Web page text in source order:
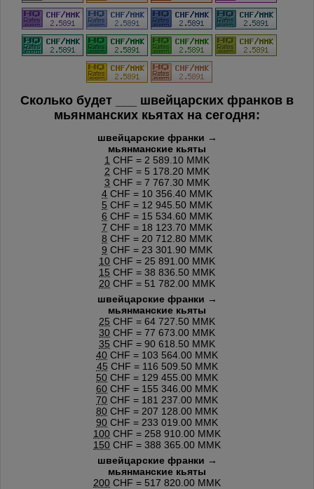
Сколько будет
швейцарских франков в
мьянманских кьятах на сегодня:
швейцарские франки →
мьянманские кьяты
1 CHF = 2 589.10 MMK
2 CHF = 5 178.20 MMK
3 CHF = 7 767.30 MMK
4 CHF = 10 356.40 MMK
5 CHF = 12 945.50 MMK
6 CHF = 15 534.60 MMK
7 CHF = 18 123.70 MMK
8 CHF = 20 712.80 MMK
9 CHF = 23 301.90 MMK
10 CHF = 25 891.00 MMK
15 CHF = 38 836.50 MMK
20 CHF = 51 782.00 MMK
швейцарские франки →
мьянманские кьяты
25 CHF = 64 727.50 MMK
30 CHF = 77 673.00 MMK
35 CHF = 90 618.50 MMK
40 CHF = 103 564.00 MMK
45 CHF = 116 509.50 MMK
50 CHF = 129 455.00 MMK
60 CHF = 155 346.00 MMK
70 CHF = 181 237.00 MMK
80 CHF = 207 128.00 MMK
90 CHF = 233 019.00 MMK
100 CHF = 258 910.00 MMK
150 CHF = 388 365.00 MMK
швейцарские франки →
мьянманские кьяты
200 CHF = 517 820.00 MMK